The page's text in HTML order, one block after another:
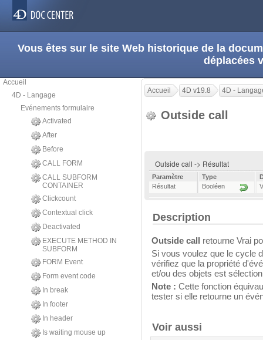
Vous êtes sur le site Web historique de la
déplacées
Accueil
4D - Langage
Evénements formulaire
Activated
After
Before
CALL FORM
CALL SUBFORM
CONTAINER
Clickcount
Contextual click
Deactivated
EXECUTE METHOD IN
SUBFORM
FORM Event
Form event code
In break
In footer
In header
Is waiting mouse up
Accueil 4D v19.8 4D -
Outside call
Outside call -> Résultat
Paramètre Type
Résultat
Booléen
Description
Outside call
retourne Vrai
Si vous voulez que le cycle
vérifiez que la propriété
et/ou des objets est
Note : Cette fonction
tester si elle retourne un
Voir aussi